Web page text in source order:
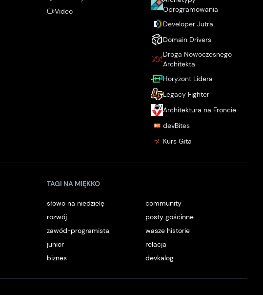
Video
Oprogramowania
Developer Jutra
Domain Drivers
Droga Nowoczesnego
Architekta
Horyzont Lidera
Legacy Fighter
Architektura na Froncie
devBites
Kurs Gita
TAGI NA MIĘKKO
słowo na niedzielę
community
rozwój
posty gościnne
zawód-programista
wasze historie
junior
relacja
biznes
devkalog